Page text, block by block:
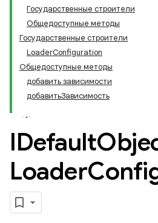
Государственные строители
Общедоступные методы
Государственные строители
LoaderConfiguration
Общедоступные методы
добавить зависимости
добавитьЗависимость
IDefault
Loader